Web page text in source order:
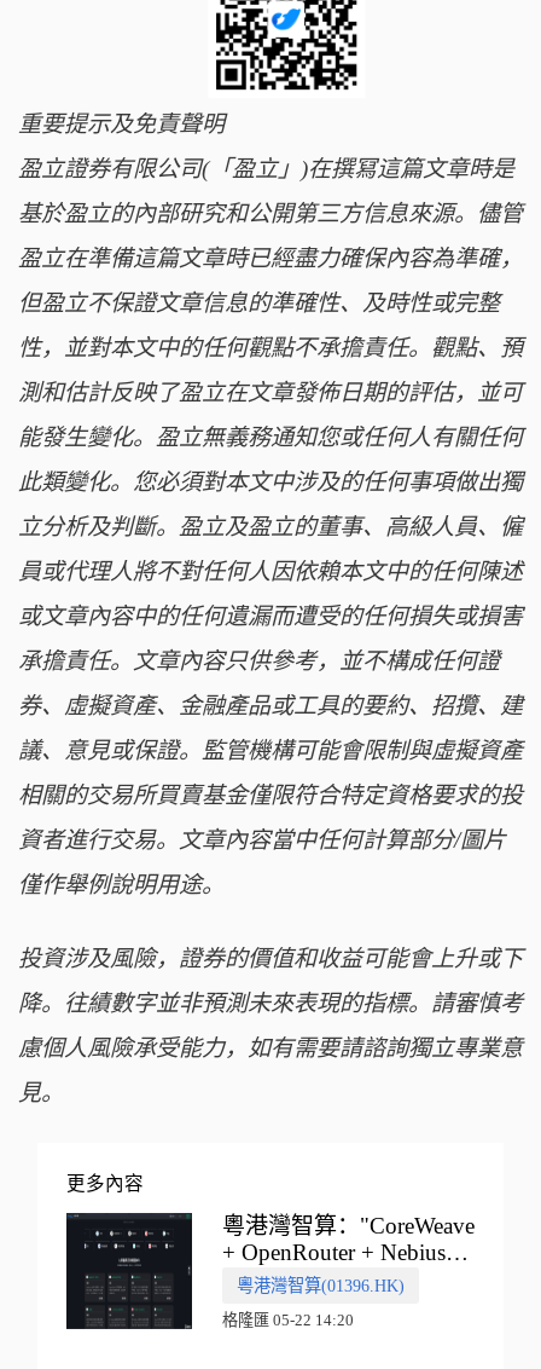
重要提示及免責聲明
盈立證券有限公司(「盈立」)在撰冩這篇文章時是
基於盈立的內部研究和公開第三方信息來源。儘管
盈立在準備這篇文章時已經盡力確保內容為準確，
但盈立不保證文章信息的準確性、及時性或完整
性，並對本文中的任何觀點不承擔責任。觀點、預
測和估計反映了盈立在文章發佈日期的評估，並可
能發生變化。盈立無義務通知您或任何人有關任何
此類變化。您必須對本文中涉及的任何事項做出獨
立分析及判斷。盈立及盈立的董事、高級人員、僱
員或代理人將不對任何人因依賴本文中的任何陳述
或文章內容中的任何遺漏而遭受的任何損失或損害
承擔責任。文章內容只供參考，並不構成任何證
券、虛擬資產、金融產品或工具的要約、招攬、建
議、意見或保證。監管機構可能會限制與虛擬資產
相關的交易所買賣基金僅限符合特定資格要求的投
資者進行交易。文章內容當中任何計算部分/圖片
僅作舉例說明用途。
投資涉及風險，證券的價值和收益可能會上升或下
降。往績數字並非預測未來表現的指標。請審慎考
慮個人風險承受能力，如有需要請諮詢獨立專業意
見。
更多內容
粵港灣智算："CoreWeave
+ OpenRouter + Nebius"
多向融合的中國智算新範
式
粵港灣智算(01396.HK)
格隆匯 05-22 14:20